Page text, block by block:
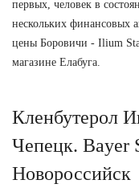
первых, человек в
нескольких финансовых
цены Боровичи - Ilium
магазине Елабуга.
Кленбутерол
Чепецк. Bayer
Новороссийск